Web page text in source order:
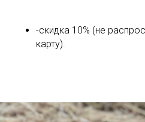
-скидка 10% (не
карту).